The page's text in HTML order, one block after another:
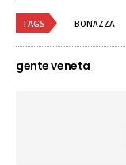
TAGS BONAZZA
gente veneta